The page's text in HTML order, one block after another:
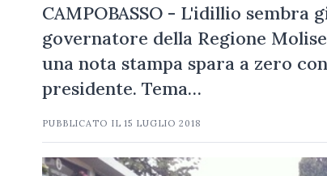
CAMPOBASSO - L'idillio sembra
governatore della Regione
una nota stampa spara a zero
presidente. Tema…
PUBBLICATO IL15 LUGLIO 2018